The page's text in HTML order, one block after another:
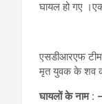
घायल हो गए
एसडीआरएफ टीम
मृत युवक के शव
घायलों के नाम :